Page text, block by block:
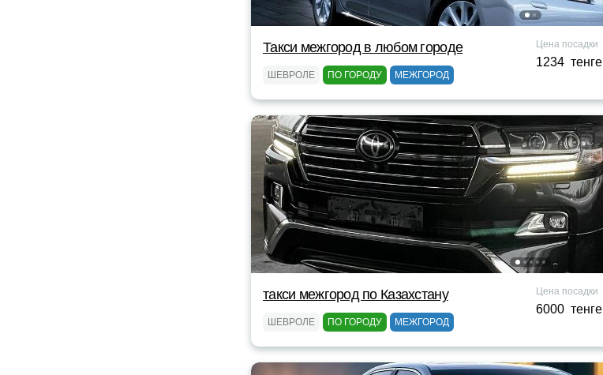
Такси межгород в любом городе
ШЕВРОЛЕ ПО ГОРОДУ МЕЖГОРОД
Цена посадки
1234 тенге
такси межгород по Казахстану
ШЕВРОЛЕ ПО ГОРОДУ МЕЖГОРОД
Цена посадки
6000 тенге